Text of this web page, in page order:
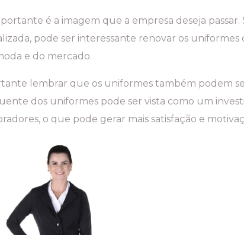
é a imagem que a empresa deseja
pode ser interessante renovar os
e do mercado.
lembrar que os uniformes também podem
dos uniformes pode ser vista como um
o que pode gerar mais satisfação e